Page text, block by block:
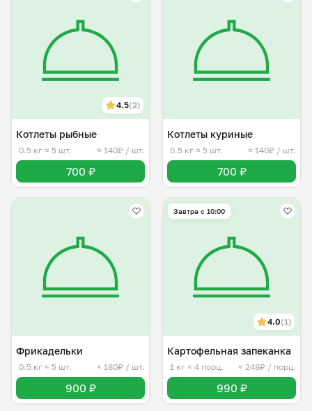
4.5(2)
Котлеты рыбные
0.5 кг ≈ 5 шт. ≈ 140₽ / шт.
700 ₽
Котлеты куриные
0.5 кг ≈ 5 шт. ≈ 140₽ / шт.
700 ₽
Фрикадельки
0.5 кг ≈ 5 шт. ≈ 180₽ / шт.
900 ₽
Завтра c 10:00
4.0(1)
Картофельная запеканка
1 кг ≈ 4 порц. ≈ 248₽ / порц.
990 ₽